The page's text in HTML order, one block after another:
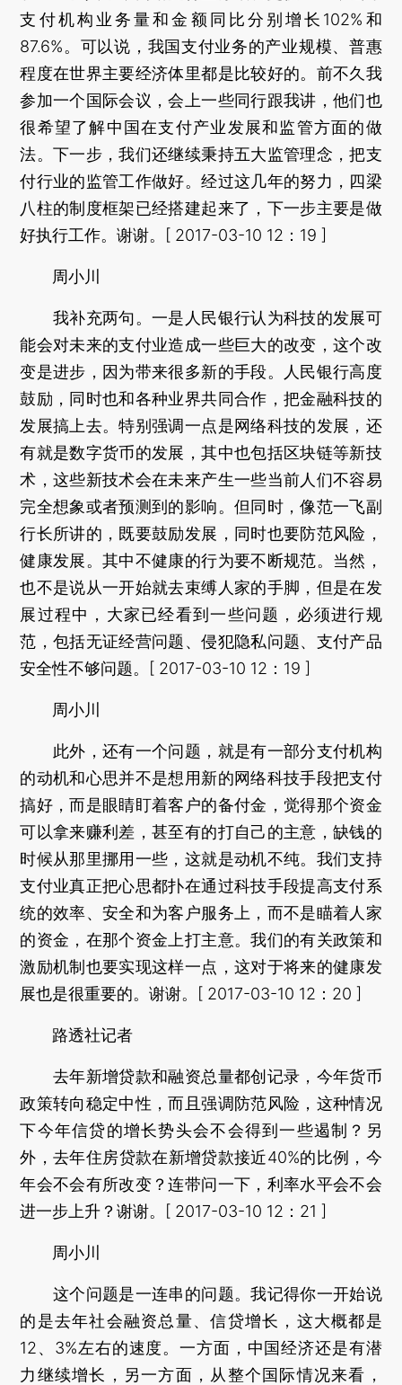
支付机构业务量和金额同比分别增长102%和
87.6%。可以说，我国支付业务的产业规模、普惠
程度在世界主要经济体里都是比较好的。前不久我
参加一个国际会议，会上一些同行跟我讲，他们也
很希望了解中国在支付产业发展和监管方面的做
法。下一步，我们还继续秉持五大监管理念，把支
付行业的监管工作做好。经过这几年的努力，四梁
八柱的制度框架已经搭建起来了，下一步主要是做
好执行工作。谢谢。[ 2017-03-10 12：19 ]
周小川
我补充两句。一是人民银行认为科技的发展可
能会对未来的支付业造成一些巨大的改变，这个改
变是进步，因为带来很多新的手段。人民银行高度
鼓励，同时也和各种业界共同合作，把金融科技的
发展搞上去。特别强调一点是网络科技的发展，还
有就是数字货币的发展，其中也包括区块链等新技
术，这些新技术会在未来产生一些当前人们不容易
完全想象或者预测到的影响。但同时，像范一飞副
行长所讲的，既要鼓励发展，同时也要防范风险，
健康发展。其中不健康的行为要不断规范。当然，
也不是说从一开始就去束缚人家的手脚，但是在发
展过程中，大家已经看到一些问题，必须进行规
范，包括无证经营问题、侵犯隐私问题、支付产品
安全性不够问题。[ 2017-03-10 12：19 ]
周小川
此外，还有一个问题，就是有一部分支付机构
的动机和心思并不是想用新的网络科技手段把支付
搞好，而是眼睛盯着客户的备付金，觉得那个资金
可以拿来赚利差，甚至有的打自己的主意，缺钱的
时候从那里挪用一些，这就是动机不纯。我们支持
支付业真正把心思都扑在通过科技手段提高支付系
统的效率、安全和为客户服务上，而不是瞄着人家
的资金，在那个资金上打主意。我们的有关政策和
激励机制也要实现这样一点，这对于将来的健康发
展也是很重要的。谢谢。[ 2017-03-10 12：20 ]
路透社记者
去年新增贷款和融资总量都创记录，今年货币
政策转向稳定中性，而且强调防范风险，这种情况
下今年信贷的增长势头会不会得到一些遏制？另
外，去年住房贷款在新增贷款接近40%的比例，今
年会不会有所改变？连带问一下，利率水平会不会
进一步上升？谢谢。[ 2017-03-10 12：21 ]
周小川
这个问题是一连串的问题。我记得你一开始说
的是去年社会融资总量、信贷增长，这大概都是
12、3%左右的速度。一方面，中国经济还是有潜
力继续增长，另一方面，从整个国际情况来看，